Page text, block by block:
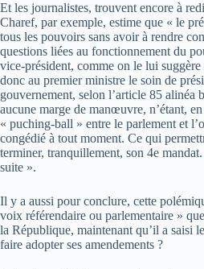
Et les journalistes, trouvent encore à
Charef, par exemple, estime que « le
tous les pouvoirs sans avoir à rendre
questions liées au fonctionnement du
vice-président, comme on le lui
donc au premier ministre le soin de
gouvernement, selon l’article 85 alinéa
aucune marge de manœuvre, n’étant,
« puching-ball » entre le parlement et
congédié à tout moment. Ce qui
terminer, tranquillement, son 4e
suite ».
Il y a aussi pour conclure, cette
voix référendaire ou parlementaire »
la République, maintenant qu’il a saisi
faire adopter ses amendements ?